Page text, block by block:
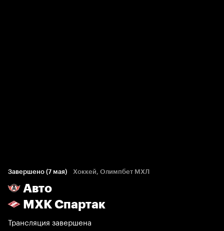
Завершено (7 мая) Хоккей, Олимпбет МХЛ
Авто
МХК Спартак
Трансляция завершена
64%